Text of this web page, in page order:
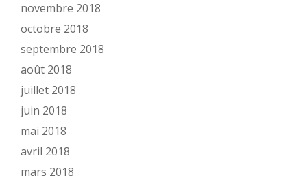
novembre 2018
octobre 2018
septembre 2018
août 2018
juillet 2018
juin 2018
mai 2018
avril 2018
mars 2018